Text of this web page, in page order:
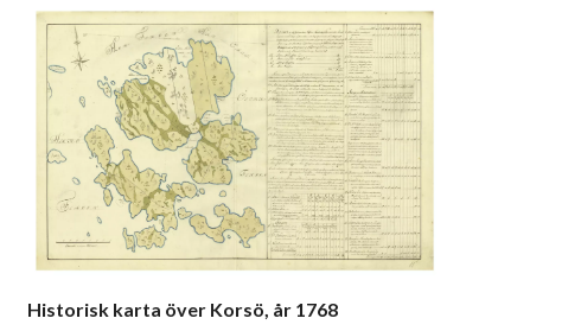
Historisk karta över Korsö, år 1768